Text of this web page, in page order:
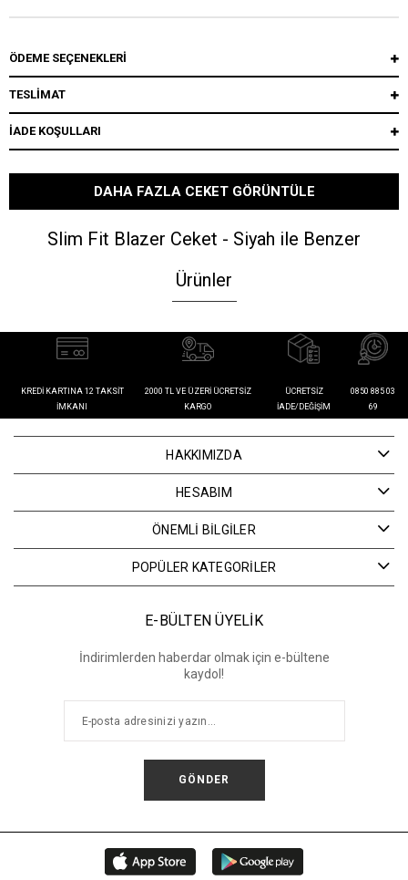
ÖDEME SEÇENEKLERI
TESLİMAT
İADE KOŞULLARI
DAHA FAZLA CEKET GÖRÜNTÜLE
Slim Fit Blazer Ceket - Siyah ile Benzer
Ürünler
KREDI KARTINA 12 TAKSIT
İMKANI
2000 TL VE ÜZERI ÜCRETSIZ
KARGO
ÜCRETSIZ
İADE/DEĞIŞIM
0850 885 03
69
HAKKIMIZDA
HESABIM
ÖNEMLİ BİLGİLER
POPÜLER KATEGORİLER
E-BÜLTEN ÜYELİK
İndirimlerden haberdar olmak için e-bültene
kaydol!
GÖNDER